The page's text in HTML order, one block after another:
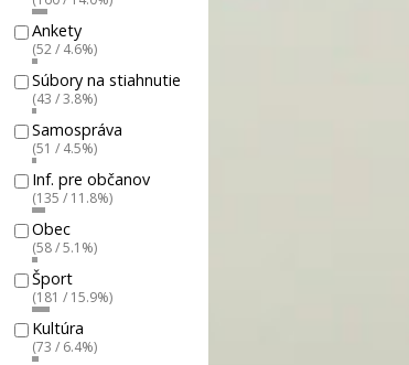
Ankety
(52 / 4.6%)
Súbory na stiahnutie
(43 / 3.8%)
Samospráva
(51 / 4.5%)
Inf. pre občanov
(135 / 11.8%)
Obec
(58 / 5.1%)
Šport
(181 / 15.9%)
Kultúra
(73 / 6.4%)